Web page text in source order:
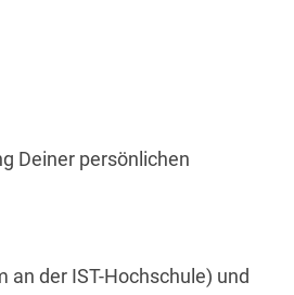
Deiner persönlichen
der IST-Hochschule) und